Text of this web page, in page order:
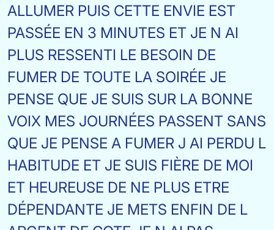
ALLUMER PUIS CETTE ENVIE EST
PASSÉE EN 3 MINUTES ET JE N AI
PLUS RESSENTI LE BESOIN DE
FUMER DE TOUTE LA SOIRÉE JE
PENSE QUE JE SUIS SUR LA BONNE
VOIX MES JOURNÉES PASSENT SANS
QUE JE PENSE A FUMER J AI PERDU L
HABITUDE ET JE SUIS FIÈRE DE MOI
ET HEUREUSE DE NE PLUS ETRE
DÉPENDANTE JE METS ENFIN DE L